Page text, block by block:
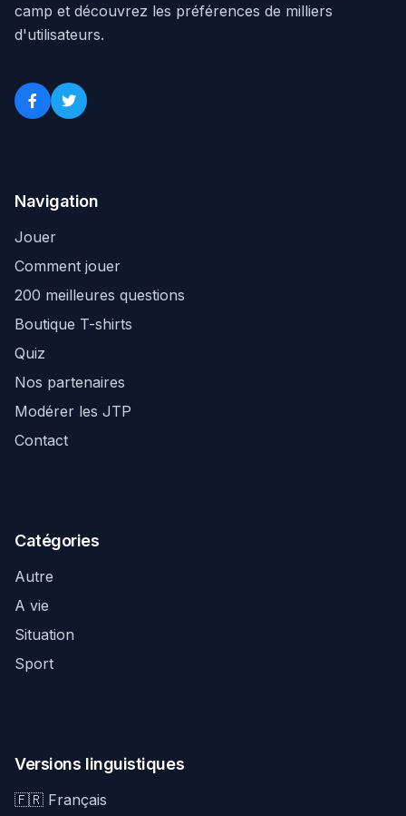
camp et découvrez les préférences de milliers
d'utilisateurs.
Navigation
Jouer
Comment jouer
200 meilleures questions
Boutique T-shirts
Quiz
Nos partenaires
Modérer les JTP
Contact
Catégories
Autre
A vie
Situation
Sport
Versions linguistiques
🇫🇷 Français